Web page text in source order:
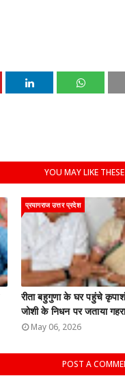
YOU MAY LIKE
प्रयागराज उत्तर प्रदेश
रीता बहुगुणा के घर पहुंचे
जोशी के निधन पर जताया
May 06, 2026
POST A